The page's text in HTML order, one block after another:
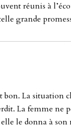
réu­nis à
gran­de
La si­tu­a­ti­on
La fem­me ne
le don­na à son